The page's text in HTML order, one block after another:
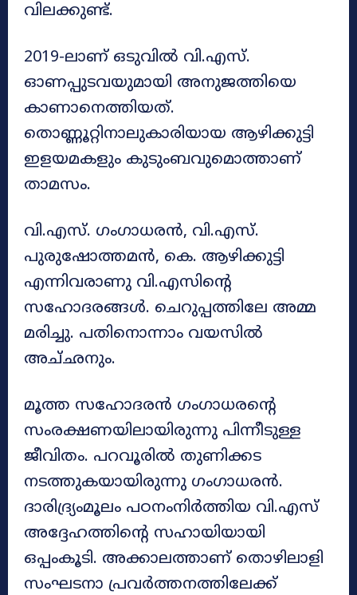
വിലക്കുണ്ട്.
2019-ലാണ്‌ ഒടുവില്‍ വി.എസ്‌.
ഓണപ്പുടവയുമായി അനുജത്തിയെ
കാണാനെത്തിയത്‌.
തൊണ്ണൂറ്റിനാലുകാരിയായ ആഴിക്കുട്ടി
ഇളയമകളും കുടുംബവുമൊത്താണ്‌
താമസം.
വി.എസ്‌. ഗംഗാധരന്‍, വി.എസ്‌.
പുരുഷോത്തമന്‍, കെ. ആഴിക്കുട്ടി
എന്നിവരാണു വി.എസിന്റെ
സഹോദരങ്ങള്‍. ചെറുപ്പത്തിലേ അമ്മ
മരിച്ചു. പതിനൊന്നാം വയസില്‍
അച്‌ഛനും.
മൂത്ത സഹോദരന്‍ ഗംഗാധരന്റെ
സംരക്ഷണയിലായിരുന്നു പിന്നീടുള്ള
ജീവിതം. പറവൂരില്‍ തുണിക്കട
നടത്തുകയായിരുന്നു ഗംഗാധരന്‍.
ദാരിദ്ര്യംമൂലം പഠനംനിര്‍ത്തിയ വി.എസ്‌
അദ്ദേഹത്തിന്റെ സഹായിയായി
ഒപ്പംകൂടി. അക്കാലത്താണ്‌ തൊഴിലാളി
സംഘടനാ പ്രവര്‍ത്തനത്തിലേക്ക്‌